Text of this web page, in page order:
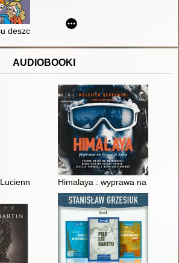
deszczowego
AUDIOBOOKI
[Dokument dźwiękowy]
Himalaya : wyprawa na